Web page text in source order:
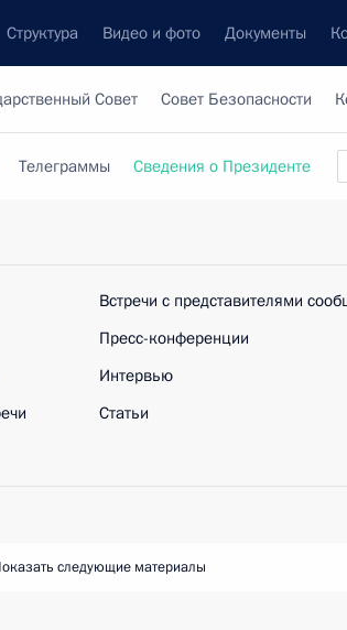
Структура Видео и фото Документы
Совет Совет Безопасности
Телеграммы Сведения о Президенте
Встречи с представителями
Пресс-конференции
Интервью
Статьи
следующие материалы